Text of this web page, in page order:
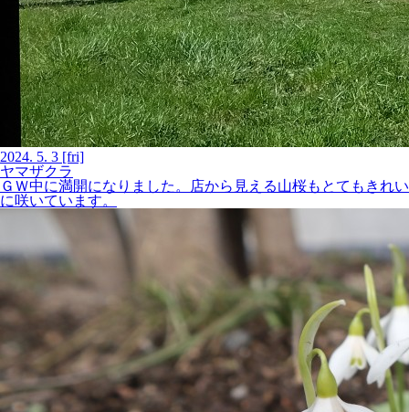
2024. 5. 3 [fri]
ヤマザクラ
ＧＷ中に満開になりました。店から見える山桜もとてもきれい
に咲いています。